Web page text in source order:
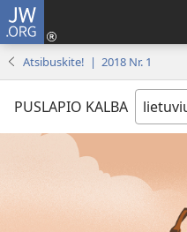
JW.ORG
Atsibuskite! | 2018 Nr. 1
PUSLAPIO KALBA